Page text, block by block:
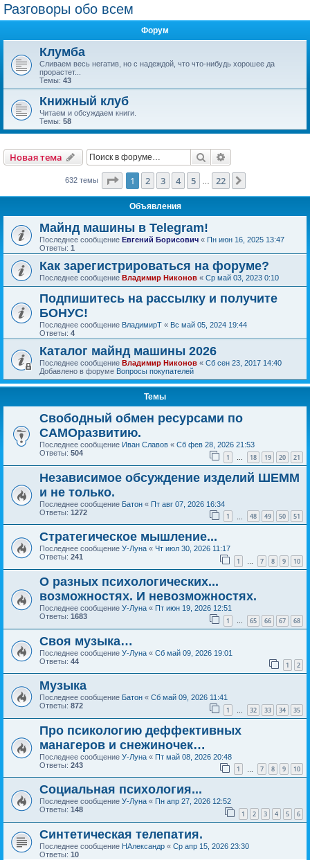
Разговоры обо всем
Форум
Клумба
Сливаем весь негатив, но с надеждой, что что-нибудь хорошее да
прорастет...
Темы: 43
Книжный клуб
Читаем и обсуждаем книги.
Темы: 58
Новая тема Поиск
632 темы Страница из 22
1 2 3 4 5 22
Объявления
Майнд машины в Telegram!
Последнее сообщение Евгений Борисович « Пн июн 16, 2025 13:47
Ответы: 1
Как зарегистрироваться на форуме?
Последнее сообщение Владимир Никонов « Ср май 03, 2023 0:10
Подпишитесь на рассылку и получите
БОНУС!
Последнее сообщение ВладимирТ « Вс май 05, 2024 19:44
Ответы: 4
Каталог майнд машины 2026
Последнее сообщение Владимир Никонов « Сб сен 23, 2017 14:40
Добавлено в форуме Вопросы покупателей
Темы
Свободный обмен ресурсами по
САМОразвитию.
Последнее сообщение Иван Славов « Сб фев 28, 2026 21:53
Ответы: 504 1 … 18 19 20 21
Независимое обсуждение изделий ШЕММ
и не только.
Последнее сообщение Батон « Пт авг 07, 2026 16:34
Ответы: 1272 1 48 49 50 51
Стратегическое мышление...
Последнее сообщение У-Луна « Чт июл 30, 2026 11:17
Ответы: 241 1 … 7 8 9 10
О разных психологических...
возможностях. И невозможностях.
Последнее сообщение У-Луна « Пт июн 19, 2026 12:51
Ответы: 1683 1 … 65 66 67 68
Своя музыка…
Последнее сообщение У-Луна « Сб май 09, 2026 19:01
Ответы: 44 1 2
Музыка
Последнее сообщение Батон « Сб май 09, 2026 11:41
Ответы: 872 1 … 32 33 34 35
Про псикологию деффективных
манагеров и снежиночек…
Последнее сообщение У-Луна « Пт май 08, 2026 20:48
Ответы: 243 1 7 8 9 10
Социальная психология...
Последнее сообщение У-Луна « Пн апр 27, 2026 12:52
Ответы: 148 1 2 3 4 5 6
Синтетическая телепатия.
Последнее сообщение НАлександр « Ср апр 15, 2026 23:30
Ответы: 10